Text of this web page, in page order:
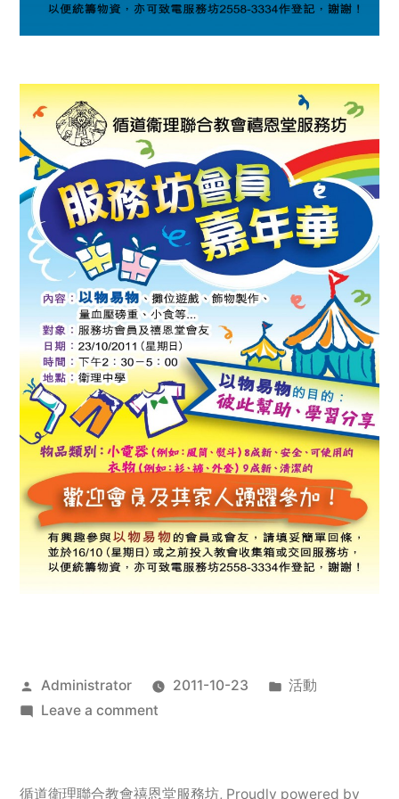
Posted
by
Administrator 2011-10-23
Posted
活動
Leave a commenton
服
循道衛理聯合教會禧恩堂服務坊, Proudly powered by